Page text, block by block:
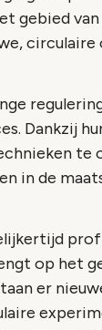
gebied
circulaire
Dankzij
te
in de
op het
er